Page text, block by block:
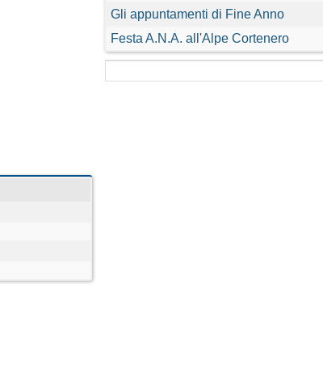
Gli appuntamenti di Fine Anno
Festa A.N.A. all'Alpe Cortenero